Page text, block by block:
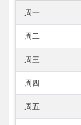
周一
周二
周三
周四
周五